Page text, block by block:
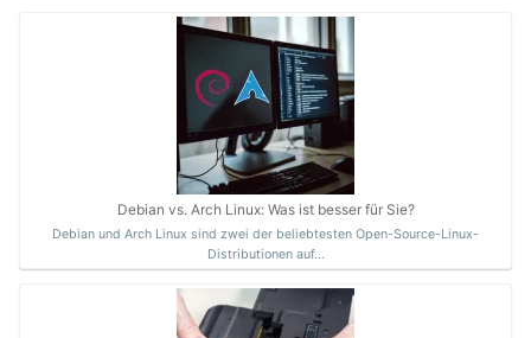
Debian vs. Arch Linux: Was ist besser für Sie?
Debian und Arch Linux sind zwei der beliebtesten Open-Source-Linux-
Distributionen auf…